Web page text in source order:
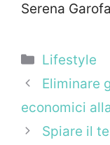
Serena
Categorie
Lifestyle
Eliminare
economici
Spiare il